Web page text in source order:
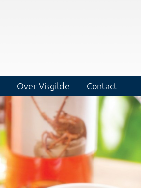
Over Visgilde Contact